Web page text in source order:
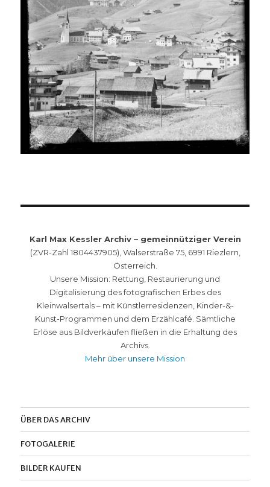
Karl Max Kessler Archiv – gemeinnütziger Verein
(ZVR-Zahl 1804437905), Walserstraße 75, 6991 Riezlern,
Österreich.
Unsere Mission: Rettung, Restaurierung und
Digitalisierung des fotografischen Erbes des
Kleinwalsertals – mit Künstlerresidenzen, Kinder-&-
Kunst-Programmen und dem Erzählcafé. Sämtliche
Erlöse aus Bildverkäufen fließen in die Erhaltung des
Archivs.
Mehr über unsere Mission
ÜBER DAS ARCHIV
FOTOGALERIE
BILDER KAUFEN